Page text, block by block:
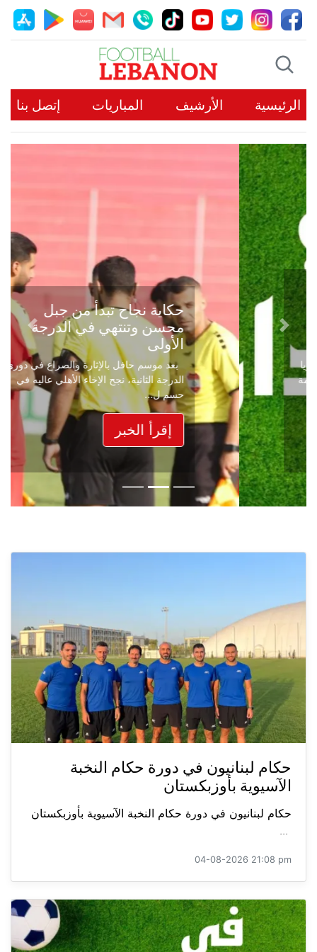
الرئيسية الأرشيف المباريات إتصل بنا
حكاية نجاح تبدأ من جبل
محسن وتنتهي في الدرجة
الأولى
بعد موسم حافل بالإثارة والصراع في دوري
الدرجة الثانية، نجح الإخاء الأهلي عاليه في
حسم ل...
إقرأ الخبر
Previous
Next
حكام لبنانيون في دورة حكام النخبة
الآسيوية بأوزبكستان
حكام لبنانيون في دورة حكام النخبة الآسيوية بأوزبكستان
...
04-08-2026 21:08 pm